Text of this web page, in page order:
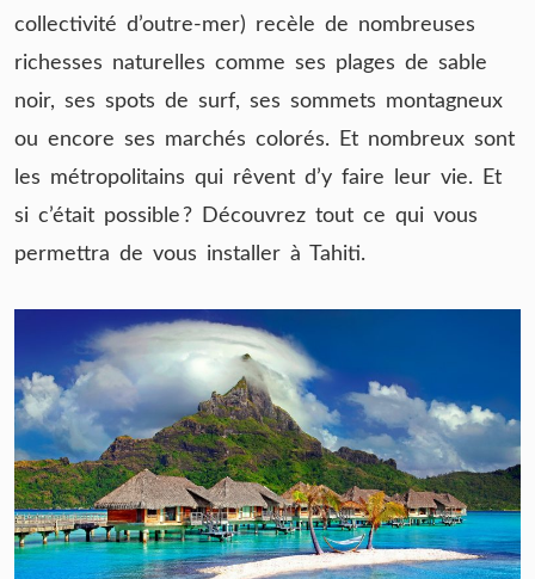
collectivité d’outre-mer) recèle de nombreuses
richesses naturelles comme ses plages de sable
noir, ses spots de surf, ses sommets montagneux
ou encore ses marchés colorés. Et nombreux sont
les métropolitains qui rêvent d’y faire leur vie. Et
si c’était possible ? Découvrez tout ce qui vous
permettra de vous installer à Tahiti.